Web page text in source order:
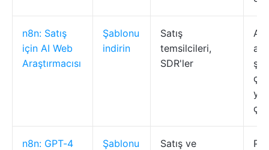
n8n: Satış
için AI Web
Araştırmacısı
Şablonu
indirin
Satış
temsilcileri,
SDR'ler
AI
n8n: GPT-4
Şablonu
Satış ve